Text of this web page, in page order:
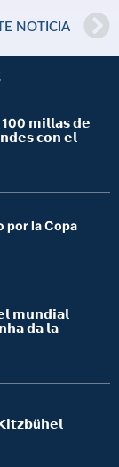
NOTICIA
𝗺𝗶𝗹𝗹𝗮𝘀 𝗱𝗲
𝗰𝗼𝗻 𝗲𝗹
por la Copa
𝗺𝘂𝗻𝗱𝗶𝗮𝗹
𝗱𝗮 𝗹𝗮